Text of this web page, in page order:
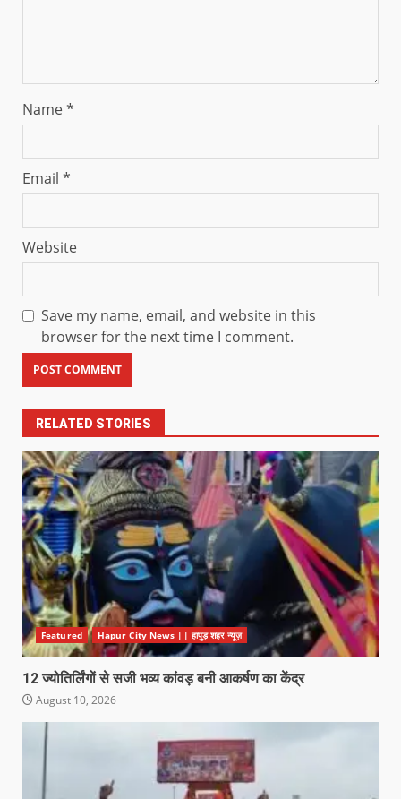
Name*
Email *
Website
Save my name, email, and website in this
browser for the next time I comment.
RELATED STORIES
Featured Hapur City News || हापुड़ शहर न्यूज़
12 ज्योतिर्लिंगों से सजी भव्य कांवड़ बनी आकर्षण का केंद्र
August 10, 2026